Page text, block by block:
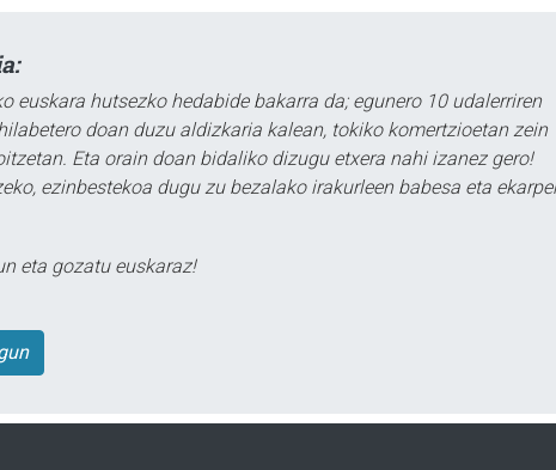
euskara hutsezko hedabide bakarra da; egunero 10 udalerriren
doan duzu aldizkaria kalean, tokiko komertzioetan zein
Eta orain doan bidaliko dizugu etxera nahi izanez gero!
ezinbestekoa dugu zu bezalako irakurleen babesa eta
eta gozatu euskaraz!